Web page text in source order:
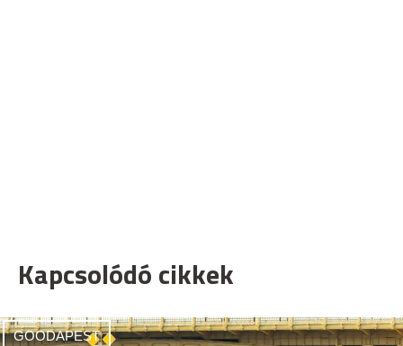
Kapcsolódó cikkek
GOODAPEST